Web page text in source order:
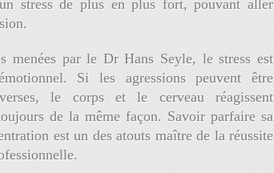
stress de plus en plus fort, pouvant aller
menées par le Dr Hans Seyle, le stress est
Si les agressions peuvent être
le corps et le cerveau réagissent
de la même façon. Savoir parfaire sa
est un des atouts maître de la réussite